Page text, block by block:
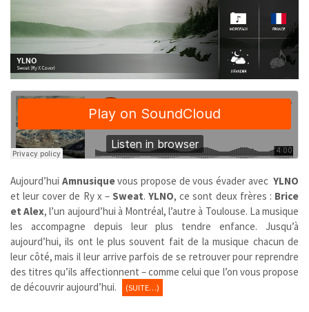
Aujourd’hui Amnusiquevous propose de vous évader avecYLNO
et leur cover de Ry x – Sweat.YLNO, ce sont deux frères : Brice
et Alex, l’un aujourd’hui à Montréal, l’autre à Toulouse. La musique
les accompagne depuis leur plus tendre enfance. Jusqu’à
aujourd’hui, ils ont le plus souvent fait de la musique chacun de
leur côté, mais il leur arrive parfois de se retrouver pour reprendre
des titres qu’ils affectionnent – comme celui que l’on vous propose
de découvrir aujourd’hui.
(SUITE…)